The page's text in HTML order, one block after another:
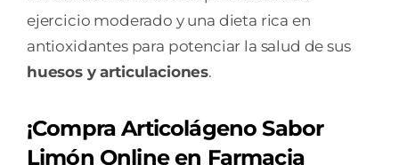
ejercicio moderado y una dieta rica en
antioxidantes para potenciar la salud de sus
huesos y articulaciones.
¡Compra Articolágeno Sabor
Limón Online en Farmacia